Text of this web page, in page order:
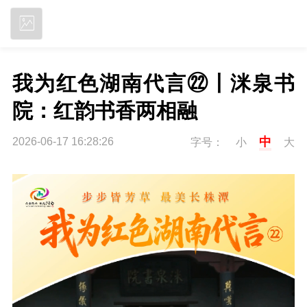
我为红色湖南代言㉒丨洣泉书
院：红韵书香两相融
2026-06-17 16:28:26 字号： 小 中 大